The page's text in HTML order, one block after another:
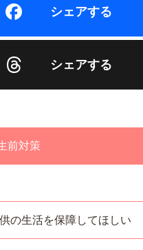
前対策
の生活を保障してほしい